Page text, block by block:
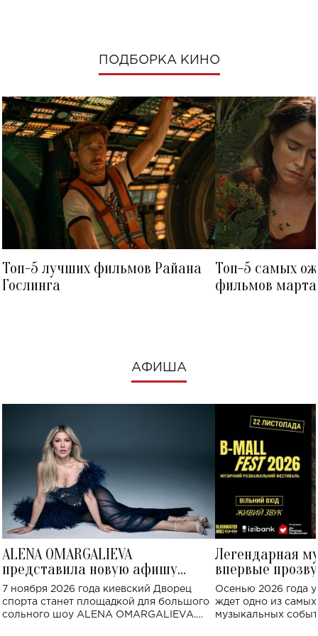
ПОДБОРКА КИНО
Топ-5 лучших фильмов Райана
Гослинга
Топ-5 самых
фильмов
АФИША
ALENA OMARGALIEVA
представила новую афишу
большого концерта во Дворце
спорта
7 ноября 2026 года киевский Дворец
спорта станет площадкой для большого
сольного шоу ALENA OMARGALIEVA.
Легендарная
впервые
Украине: где
Осенью 2026 года
ждет одно из
музыкальных